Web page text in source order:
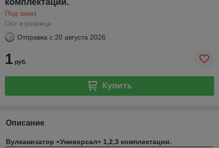
Под заказ
Опт и розница
Отправка с 20 августа 2026
1 руб.
Купить
Описание
Вулканизатор «Универсал» 1,2,3 комплектации.